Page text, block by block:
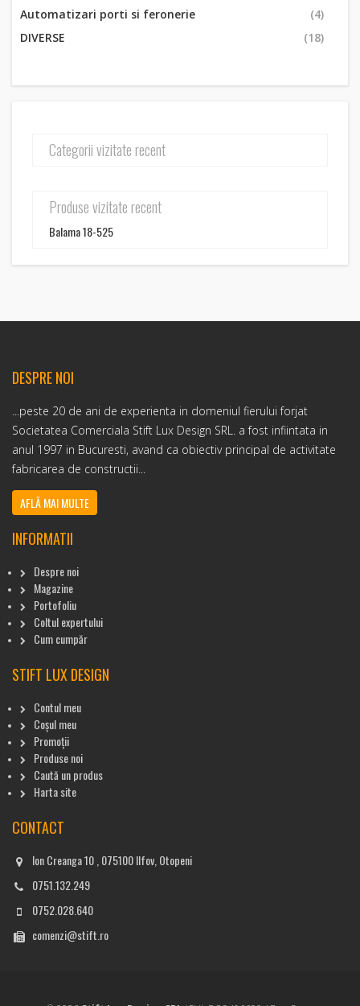
Automatizari porti si feronerie
(4)
DIVERSE
(18)
Categorii vizitate recent
Produse vizitate recent
Balama 18-525
DESPRE NOI
...peste 20 de ani de experienta in domeniul fierului forjat
Societatea Comerciala Stift Lux Design SRL. a fost infiintata in
anul 1997 in Bucuresti, avand ca obiectiv principal de activitate
fabricarea de constructii...
AFLĂ MAI MULTE
INFORMATII
Despre noi
Magazine
Portofoliu
Coltul expertului
Cum cumpăr
STIFT LUX DESIGN
Contul meu
Coșul meu
Promoții
Produse noi
Caută un produs
Harta site
CONTACT
Ion Creanga 10 , 075100 Ilfov, Otopeni
0751.132.249
0752.028.640
comenzi@stift.ro